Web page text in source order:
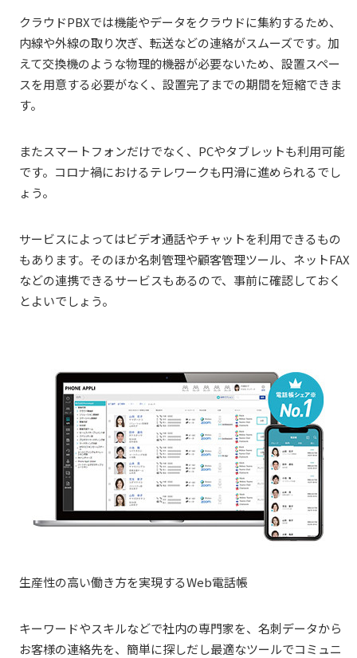
クラウドPBXでは機能やデータをクラウドに集約するため、
内線や外線の取り次ぎ、転送などの連絡がスムーズです。加
えて交換機のような物理的機器が必要ないため、設置スペー
スを用意する必要がなく、設置完了までの期間を短縮できま
す。
またスマートフォンだけでなく、PCやタブレットも利用可能
です。コロナ禍におけるテレワークも円滑に進められるでし
ょう。
サービスによってはビデオ通話やチャットを利用できるもの
もあります。そのほか名刺管理や顧客管理ツール、ネットFAX
などの連携できるサービスもあるので、事前に確認しておく
とよいでしょう。
生産性の高い働き方を実現するWeb電話帳
キーワードやスキルなどで社内の専門家を、名刺データから
お客様の連絡先を、簡単に探しだし最適なツールでコミュニ